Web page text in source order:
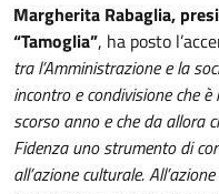
Margherita Rabaglia,
“Tamoglia”, ha posto
tra l’Amministrazione e la
incontro e condivisione che
scorso anno e che da allora
Fidenza uno strumento di
all’azione culturale.